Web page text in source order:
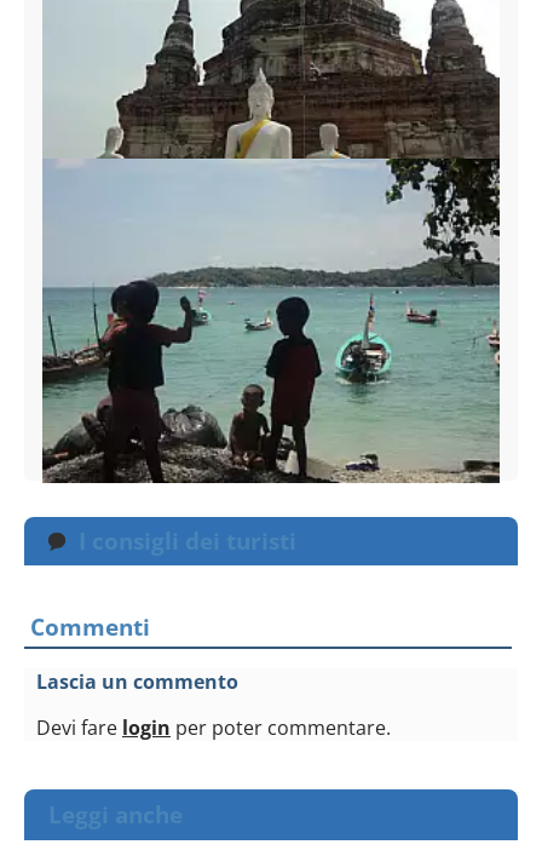
I consigli dei turisti
Commenti
Lascia un commento
Devi fare login per poter commentare.
Leggi anche